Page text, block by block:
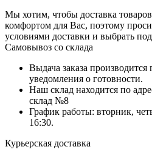
Мы хотим, чтобы доставка
комфортом для Вас, поэтому
условиями доставки и выбрать
Самовывоз со склада
Выдача заказа
уведомления о готовности.
Наш склад находится по
склад №8
График работы: вторник,
16:30.
Курьерская доставка